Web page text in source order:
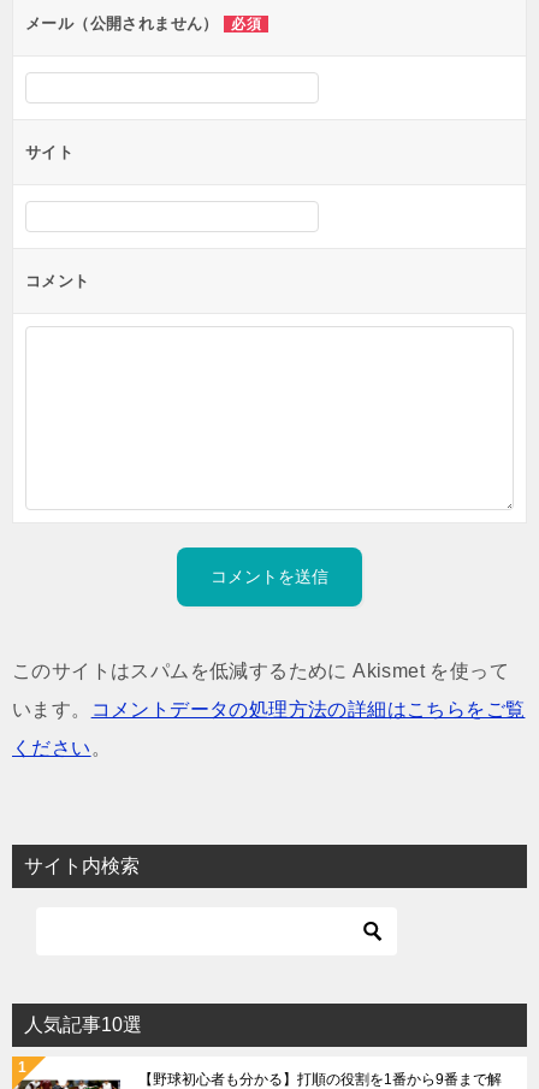
メール（公開されません） 必須
サイト
コメント
このサイトはスパムを低減するために Akismet を使って
います。
コメントデータの処理方法の詳細はこちらをご覧
ください 。
サイト内検索
人気記事10選
【野球初心者も分かる】打順の役割を1番から9番まで解